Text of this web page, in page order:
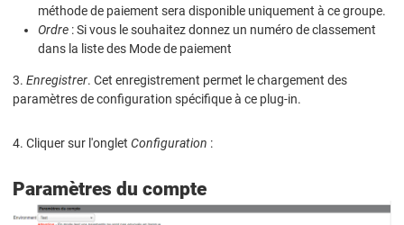
méthode de paiement sera disponible uniquement à ce groupe.
Ordre : Si vous le souhaitez donnez un numéro de classement
dans la liste des Mode de paiement
3. Enregistrer. Cet enregistrement permet le chargement des
paramètres de configuration spécifique à ce plug-in.
4. Cliquer sur l'onglet Configuration :
Paramètres du compte